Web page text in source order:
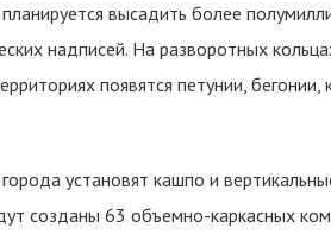
высадить более
надписей. На разворотных
появятся петунии,
установят кашпо и
созданы 63 объемно-каркасных